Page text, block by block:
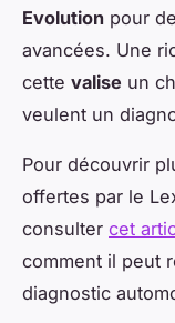
Evolution pour
avancées. Une
cette valise un
veulent un
Pour découvrir
offertes par le
consulter cet
comment il peut
diagnostic